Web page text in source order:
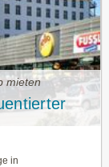
mieten
in